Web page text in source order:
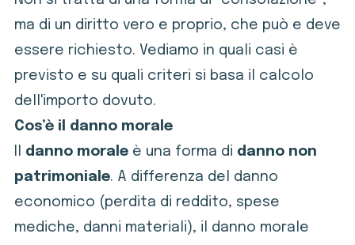
ma di un diritto vero e proprio, che può e deve
essere richiesto. Vediamo in quali casi è
previsto e su quali criteri si basa il calcolo
dell'importo dovuto.
Cos’è il danno morale
danno moraleè una forma di danno non
patrimoniale. A differenza del danno
economico (perdita di reddito, spese
mediche, danni materiali), il danno morale